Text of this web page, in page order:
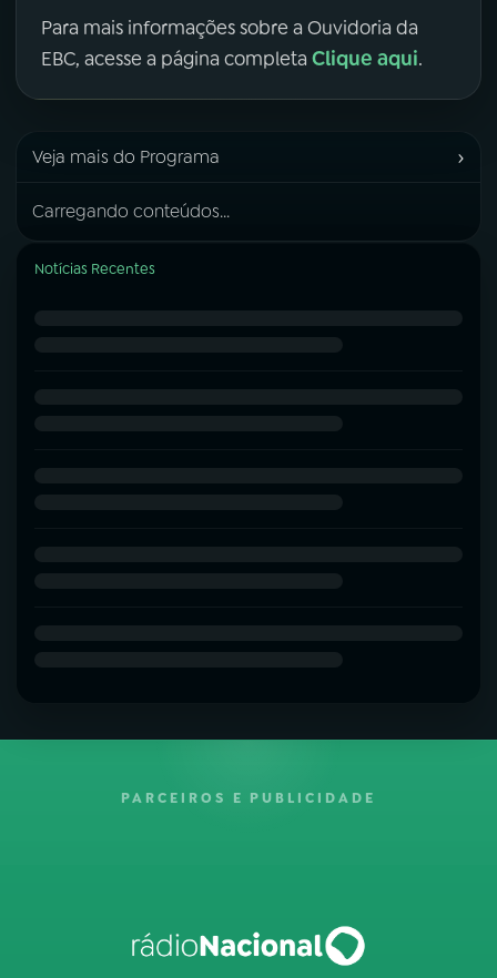
Para mais informações sobre a Ouvidoria da
EBC, acesse a página completa Clique aqui.
Veja mais do Programa ›
Carregando conteúdos...
Notícias Recentes
PARCEIROS E PUBLICIDADE